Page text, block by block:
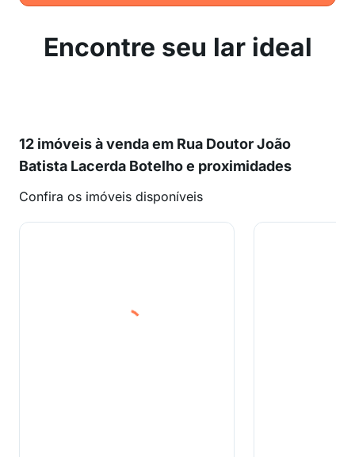
Encontre seu lar ideal
12 imóveis à venda em Rua Doutor João
Batista Lacerda Botelho e proximidades
Confira os imóveis disponíveis